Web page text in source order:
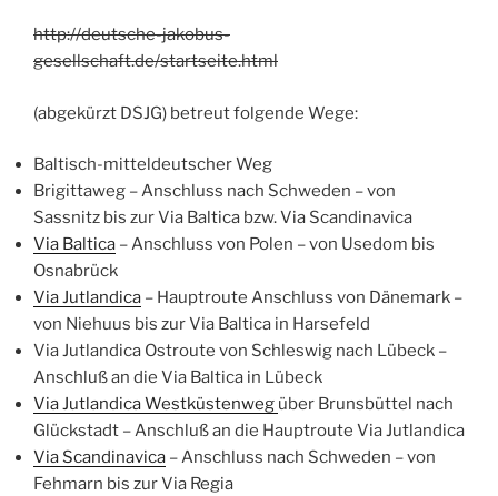
http://deutsche-jakobus-
gesellschaft.de/startseite.html
(abgekürzt DSJG) betreut folgende Wege:
Baltisch-mitteldeutscher Weg
Brigittaweg – Anschluss nach Schweden – von
Sassnitz bis zur Via Baltica bzw. Via Scandinavica
Via Baltica – Anschluss von Polen – von Usedom bis
Osnabrück
Via Jutlandica – Hauptroute Anschluss von Dänemark –
von Niehuus bis zur Via Baltica in Harsefeld
Via Jutlandica Ostroute von Schleswig nach Lübeck –
Anschluß an die Via Baltica in Lübeck
Via Jutlandica Westküstenweg über Brunsbüttel nach
Glückstadt – Anschluß an die Hauptroute Via Jutlandica
Via Scandinavica – Anschluss nach Schweden – von
Fehmarn bis zur Via Regia